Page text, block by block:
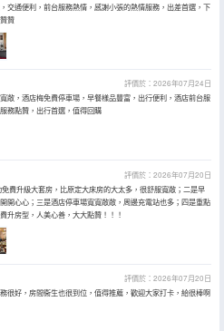
交通便利，前台服務熱情，感謝小張的熱情服務，出差首選，下
贊
評價於：2026年07月24日
敞，酒店梅免費停車場，早餐樣品豐富，出行便利，酒店前台服
務點贊，出行首選，值得回購
評價於：2026年07月20日
費升級大套房，比原定大床房的大太多，很舒服寬敞；二是早
開心心；三是酒店停車場寬寬敞敞，周邊充電站也多；四是重點
升房型，人美心善，大大點贊！！！
評價於：2026年07月20日
很好，房間衞生也很到位，值得推薦，歡迎大家打卡，給很棒啊